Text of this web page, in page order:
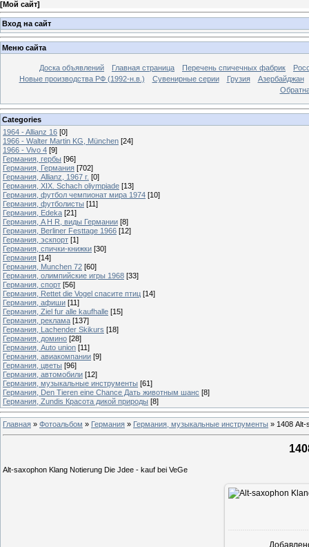
[Мой сайт]
Вход на сайт
Меню сайта
Доска объявлений Главная страница Перечень спичечных фабрик
Новые производства РФ (1992-н.в.)
Сувенирные серии Грузия
Азербайджан
Categories
1964 - Allianz 16 [0]
1966 - Walter Martin KG, München [24]
1966 - Vivo 4 [9]
Германия, гербы [96]
Германия, Германия [702]
Германия, Allianz, 1967 г. [0]
Германия, XIX. Schach oliympiade [13]
Германия, футбол чемпионат мира 1974 [10]
Германия, футболисты [11]
Германия, Edeka [21]
Германия, A H R, виды Германии [8]
Германия, Berliner Festtage 1966 [12]
Германия, эскпорт [1]
Германия, спички-книжки [30]
Германия [14]
Германия, Munchen 72 [60]
Германия, олимпийские игры 1968 [33]
Германия, спорт [56]
Германия, Rettet die Vogel спасите птиц [14]
Германия, афиши [11]
Германия, Ziel fur alle kaufhalle [15]
Германия, реклама [137]
Германия, Lachender Skikurs [18]
Германия, домино [28]
Германия, Auto union [11]
Германия, авиакомпании [9]
Германия, цветы [96]
Германия, автомобили [12]
Германия, музыкальные инструменты [61]
Германия, Den Tieren eine Chance Дать животным шанс [8]
Германия, Zundis Красота дикой природы [8]
Главная » Фотоальбом » Германия » Германия, музыкальные инструменты » 1408 Alt-
Alt-saxophon Klang Notierung Die Jdee - kauf bei VeGe